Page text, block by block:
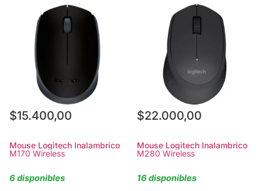
$15.400,00
Mouse Logitech Inalambrico
M170 Wireless
6 disponibles
$22.000,00
Mouse Logitech Inalambrico
M280 Wireless
16 disponibles